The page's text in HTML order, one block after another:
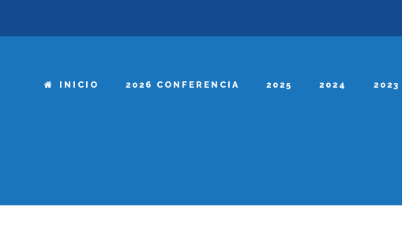
INICIO 2026 CONFERENCIA 2025 2024 2023